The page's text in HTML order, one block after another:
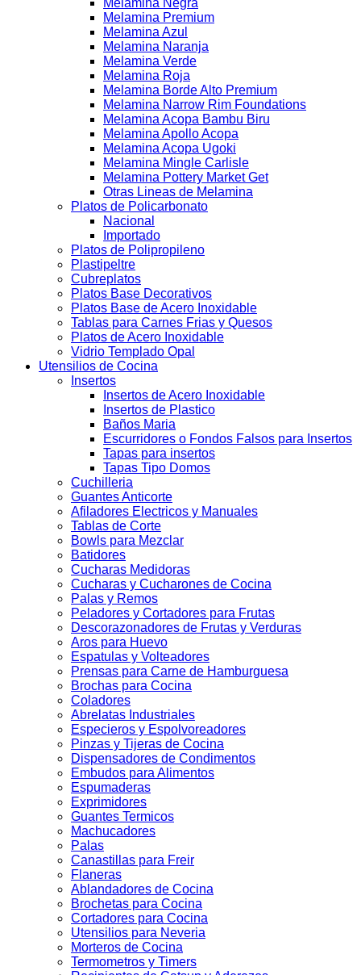
Melamina Negra
Melamina Premium
Melamina Azul
Melamina Naranja
Melamina Verde
Melamina Roja
Melamina Borde Alto Premium
Melamina Narrow Rim Foundations
Melamina Acopa Bambu Biru
Melamina Apollo Acopa
Melamina Acopa Ugoki
Melamina Mingle Carlisle
Melamina Pottery Market Get
Otras Lineas de Melamina
Platos de Policarbonato
Nacional
Importado
Platos de Polipropileno
Plastipeltre
Cubreplatos
Platos Base Decorativos
Platos Base de Acero Inoxidable
Tablas para Carnes Frias y Quesos
Platos de Acero Inoxidable
Vidrio Templado Opal
Utensilios de Cocina
Insertos
Insertos de Acero Inoxidable
Insertos de Plastico
Baños Maria
Escurridores o Fondos Falsos para Insertos
Tapas para insertos
Tapas Tipo Domos
Cuchilleria
Guantes Anticorte
Afiladores Electricos y Manuales
Tablas de Corte
Bowls para Mezclar
Batidores
Cucharas Medidoras
Cucharas y Cucharones de Cocina
Palas y Remos
Peladores y Cortadores para Frutas
Descorazonadores de Frutas y Verduras
Aros para Huevo
Espatulas y Volteadores
Prensas para Carne de Hamburguesa
Brochas para Cocina
Coladores
Abrelatas Industriales
Especieros y Espolvoreadores
Pinzas y Tijeras de Cocina
Dispensadores de Condimentos
Embudos para Alimentos
Espumaderas
Exprimidores
Guantes Termicos
Machucadores
Palas
Canastillas para Freir
Flaneras
Ablandadores de Cocina
Brochetas para Cocina
Cortadores para Cocina
Utensilios para Neveria
Morteros de Cocina
Termometros y Timers